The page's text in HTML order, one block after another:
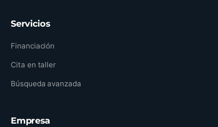
Servicios
Financiación
Cita en taller
Búsqueda avanzada
Empresa